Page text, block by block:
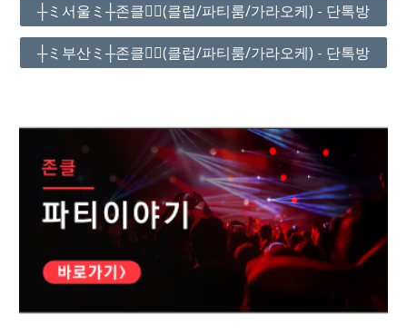
┼ミ서울ミ┼존클❤️‍🔥(클럽/파티룸/가라오케) - 단톡방
┼ミ부산ミ┼존클❤️‍🔥(클럽/파티룸/가라오케) - 단톡방